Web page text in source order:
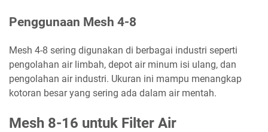
Penggunaan Mesh 4-8
Mesh 4-8 sering digunakan di berbagai industri seperti
pengolahan air limbah, depot air minum isi ulang, dan
pengolahan air industri. Ukuran ini mampu menangkap
kotoran besar yang sering ada dalam air mentah.
Mesh 8-16 untuk Filter Air